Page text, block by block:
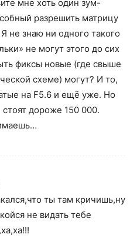
мне хоть один зум-
разрешить матрицу
не знаю ни одного такого
не могут этого до сих
фиксы новые (где свыше
схеме) могут? И то,
на F5.6 и ещё уже. Но
дороже 150 000.
ты там кричишь,ну
не видать тебе